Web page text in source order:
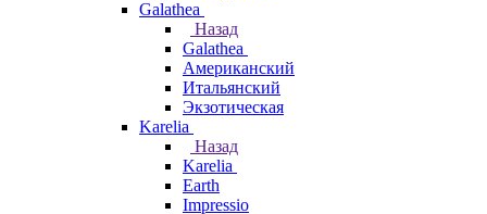
Galathea
Назад
Galathea
Американский
Итальянский
Экзотическая
Karelia
Назад
Karelia
Earth
Impressio